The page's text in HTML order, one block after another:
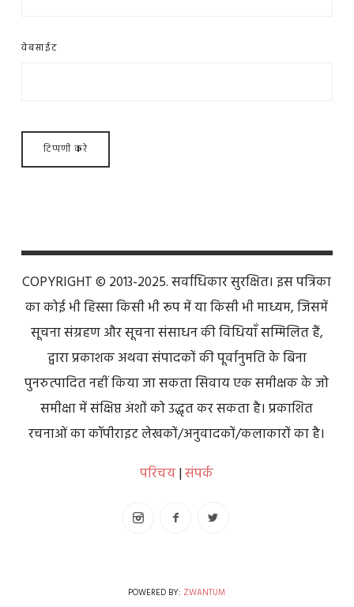
वेबसाईट
COPYRIGHT © 2013-2025. सर्वाधिकार सुरक्षित। इस पत्रिका
का कोई भी हिस्सा किसी भी रूप में या किसी भी माध्यम, जिसमें
सूचना संग्रहण और सूचना संसाधन की विधियाँ सम्मिलित हैं,
द्वारा प्रकाशक अथवा संपादकों की पूर्वानुमति के बिना
पुनरुत्पादित नहीं किया जा सकता सिवाय एक समीक्षक के जो
समीक्षा में संक्षिप्त अंशों को उद्धृत कर सकता है। प्रकाशित
रचनाओं का कॉपीराइट लेखकों/अनुवादकों/कलाकारों का है।
परिचय|संपर्क
POWERED BY: ZWANTUM